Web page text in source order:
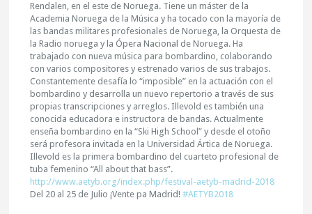
Rendalen, en el este de Noruega. Tiene un máster de la
Academia Noruega de la Música y ha tocado con la mayoría de
las bandas militares profesionales de Noruega, la Orquesta de
la Radio noruega y la Ópera Nacional de Noruega. Ha
trabajado con nueva música para bombardino, colaborando
con varios compositores y estrenado varios de sus trabajos.
Constantemente desafía lo “imposible” en la actuación con el
bombardino y desarrolla un nuevo repertorio a través de sus
propias transcripciones y arreglos. Illevold es también una
conocida educadora e instructora de bandas. Actualmente
enseña bombardino en la “Ski High School” y desde el otoño
será profesora invitada en la Universidad Ártica de Noruega.
Illevold es la primera bombardino del cuarteto profesional de
tuba femenino “All about that bass”.
http://www.aetyb.org/index.php/festival-aetyb-madrid-2018
Del 20 al 25 de Julio ¡Vente pa Madrid!#AETYB2018